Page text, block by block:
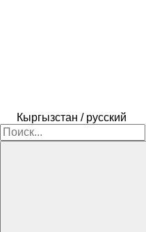
Кыргызстан / русский